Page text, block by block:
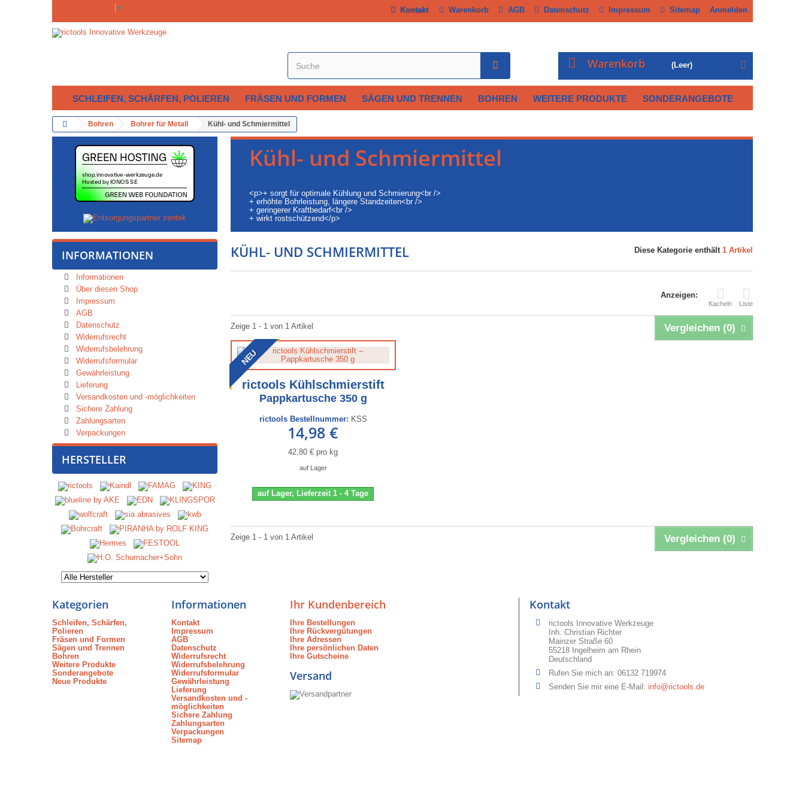
Anmelden
▼ Sitemap
Impressum
Datenschutz
AGB
Warenkorb
Kontakt
Warenkorb (Leer)
SCHLEIFEN, SCHÄRFEN, POLIEREN FRÄSEN UND FORMEN SÄGEN UND TRENNEN BOHREN WEITERE PRODUKTE SONDERANGEBOTE
Bohren Bohrer für Metall Kühl- und Schmiermittel
INFORMATIONEN
Informationen
Über diesen Shop
Impressum
AGB
Datenschutz
Widerrufsrecht
Widerrufsbelehrung
Widerrufsformular
Gewährleistung
Lieferung
Versandkosten und -möglichkeiten
Sichere Zahlung
Zahlungsarten
Verpackungen
HERSTELLER
Kühl- und Schmiermittel
<p>+ sorgt für optimale Kühlung und Schmierung<br />
+ erhöhte Bohrleistung, längere Standzeiten<br />
+ geringerer Kraftbedarf<br />
+ wirkt rostschützend</p>
KÜHL- UND SCHMIERMITTEL Diese Kategorie enthält 1 Artikel
Anzeigen:
Kacheln Liste
Vergleichen (0)
Zeige 1 - 1 von 1 Artikel
NEU
rictools Kühlschmierstift
Pappkartusche 350 g
rictools Bestellnummer: KSS
14,98 €
42,80 € pro kg
auf Lager
auf Lager, Lieferzeit 1 - 4 Tage
Vergleichen (0)
Zeige 1 - 1 von 1 Artikel
Kategorien
Schleifen, Schärfen,
Polieren
Fräsen und Formen
Sägen und Trennen
Bohren
Weitere Produkte
Sonderangebote
Neue Produkte
Informationen
Kontakt
Impressum
AGB
Datenschutz
Widerrufsrecht
Widerrufsbelehrung
Widerrufsformular
Gewährleistung
Lieferung
Versandkosten und -
möglichkeiten
Sichere Zahlung
Zahlungsarten
Verpackungen
Sitemap
Ihr Kundenbereich
Ihre Bestellungen
Ihre Rückvergütungen
Ihre Adressen
Ihre persönlichen Daten
Ihre Gutscheine
Versand
Kontakt
rictools Innovative Werkzeuge
Inh. Christian Richter
Mainzer Straße 60
55218 Ingelheim am Rhein
Deutschland
Rufen Sie mich an: 06132 719974
Senden Sie mir eine E-Mail: info@rictools.de